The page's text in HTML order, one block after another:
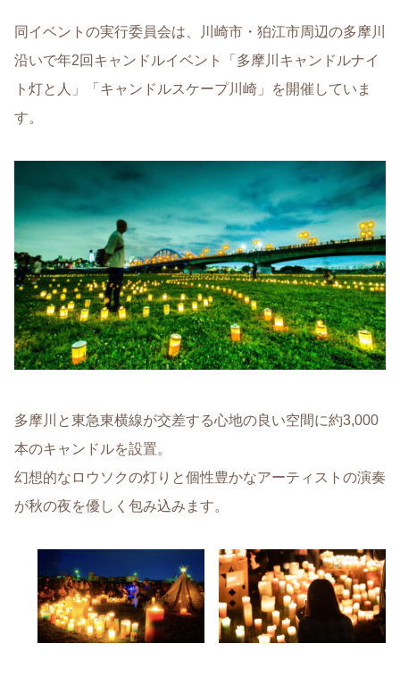
同イベントの実行委員会は、川崎市・狛江市周辺の多摩川
沿いで年2回キャンドルイベント「多摩川キャンドルナイ
ト灯と人」「キャンドルスケープ川崎」を開催していま
す。
多摩川と東急東横線が交差する心地の良い空間に約3,000
本のキャンドルを設置。
幻想的なロウソクの灯りと個性豊かなアーティストの演奏
が秋の夜を優しく包み込みます。